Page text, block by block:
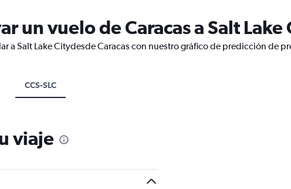
un vuelo de Caracas a Salt Lake
a Salt Lake Citydesde Caracas con nuestro gráfico de predicción de
CCS-SLC
viaje